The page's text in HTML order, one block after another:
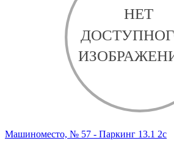
Машиноместо, № 57 - Паркинг 13.1 2с